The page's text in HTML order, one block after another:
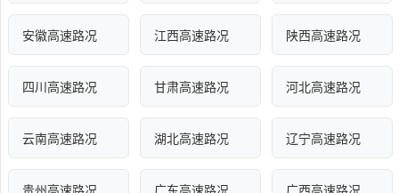
安徽高速路况 江西高速路况 陕西高速路况
四川高速路况 甘肃高速路况 河北高速路况
云南高速路况 湖北高速路况 辽宁高速路况